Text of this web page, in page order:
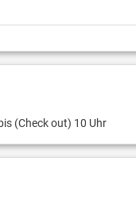
(Check out) 10 Uhr